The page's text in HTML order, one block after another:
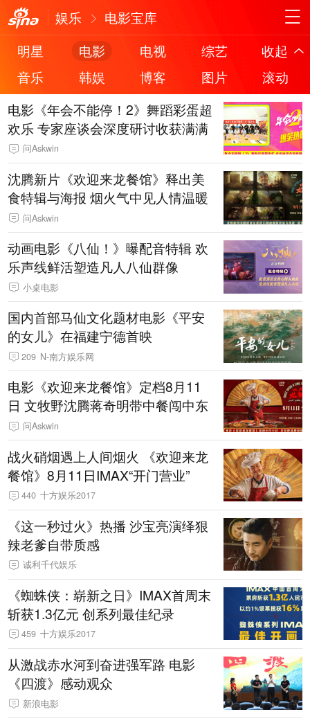
娱乐
电影宝库
明星
电影 电视 综艺
收起
音乐
韩娱 博客 图片
滚动
电影《年会不能停！2》舞蹈彩蛋超
欢乐 专家座谈会深度研讨收获满满
问Askwin
沈腾新片《欢迎来龙餐馆》释出美
食特辑与海报 烟火气中见人情温暖
问Askwin
动画电影《八仙！》曝配音特辑 欢
乐声线鲜活塑造凡人八仙群像
小桌电影
国内首部马仙文化题材电影《平安
的女儿》在福建宁德首映
209 N-南方娱乐网
电影《欢迎来龙餐馆》定档8月11
日 文牧野沈腾蒋奇明带中餐闯中东
问Askwin
战火硝烟遇上人间烟火 《欢迎来龙
餐馆》8月11日IMAX“开门营业”
440 十方娱乐2017
《这一秒过火》热播 沙宝亮演绎狠
辣老爹自带质感
诚利千代娱乐
《蜘蛛侠：崭新之日》IMAX首周末
斩获1.3亿元 创系列最佳纪录
459 十方娱乐2017
从激战赤水河到奋进强军路 电影
《四渡》感动观众
新浪电影